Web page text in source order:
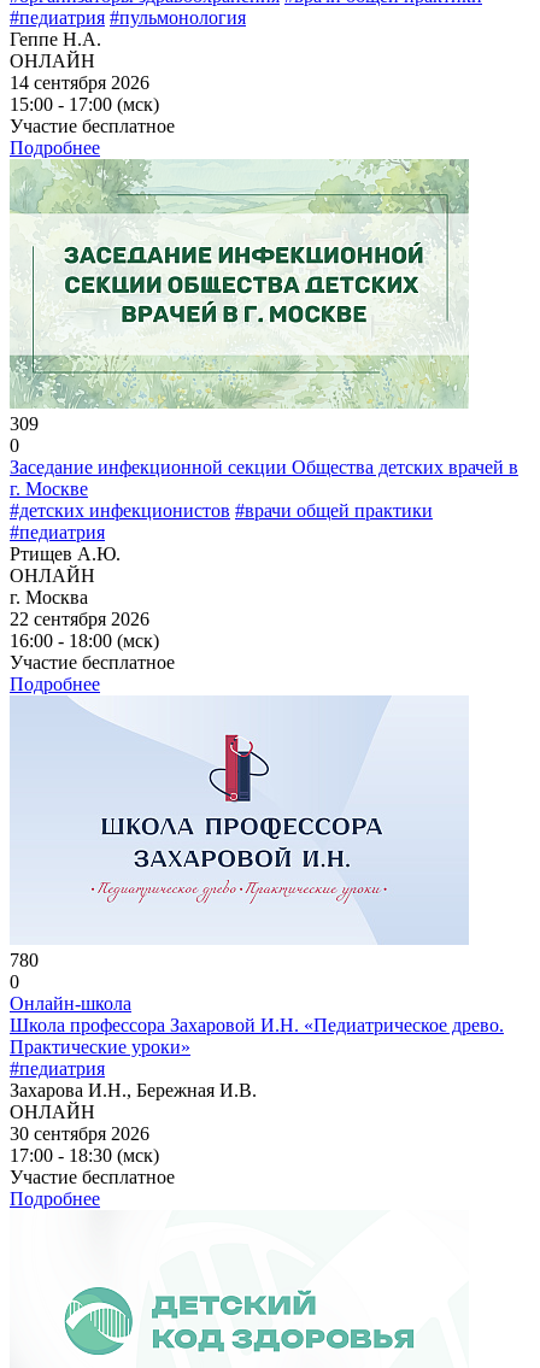
#педиатрия #пульмонология
Геппе Н.А.
ОНЛАЙН
14 сентября 2026
15:00 - 17:00 (мск)
Участие бесплатное
Подробнее
309
0
Заседание инфекционной секции Общества детских врачей в
г. Москве
#детских инфекционистов #врачи общей практики
#педиатрия
Ртищев А.Ю.
ОНЛАЙН
г. Москва
22 сентября 2026
16:00 - 18:00 (мск)
Участие бесплатное
Подробнее
780
0
Онлайн-школа
Школа профессора Захаровой И.Н. «Педиатрическое древо.
Практические уроки»
#педиатрия
Захарова И.Н., Бережная И.В.
ОНЛАЙН
30 сентября 2026
17:00 - 18:30 (мск)
Участие бесплатное
Подробнее